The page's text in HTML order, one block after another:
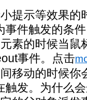
提示等效果的
事件触发的条
素的时候当鼠
事件。点击
移动的时候你
触发。为什么